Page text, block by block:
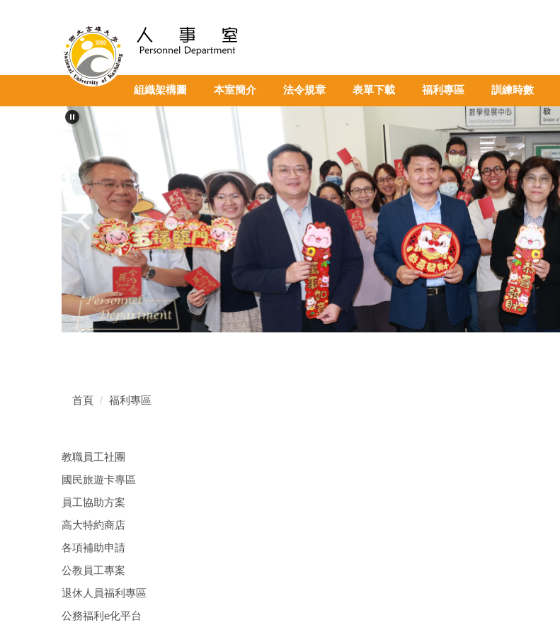
內
區
組織架構圖 本室簡介 法令規章 表單下載 福利專區 訓練時數
首頁 福利專區
教職員工社團
國民旅遊卡專區
員工協助方案
高大特約商店
各項補助申請
公教員工專案
退休人員福利專區
公務福利e化平台